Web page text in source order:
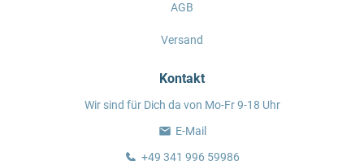
AGB
Versand
Kontakt
Wir sind für Dich da von Mo-Fr 9-18 Uhr
E-Mail
+49 341 996 59986